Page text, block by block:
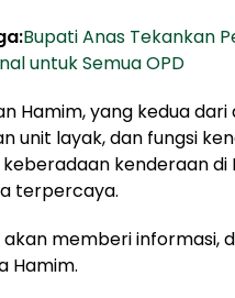
Bupati Anas Tekankan
untuk Semua OPD
Hamim, yang kedua
unit layak, dan fungsi
kenderaan di
terpercaya.
akan memberi informasi,
Hamim.